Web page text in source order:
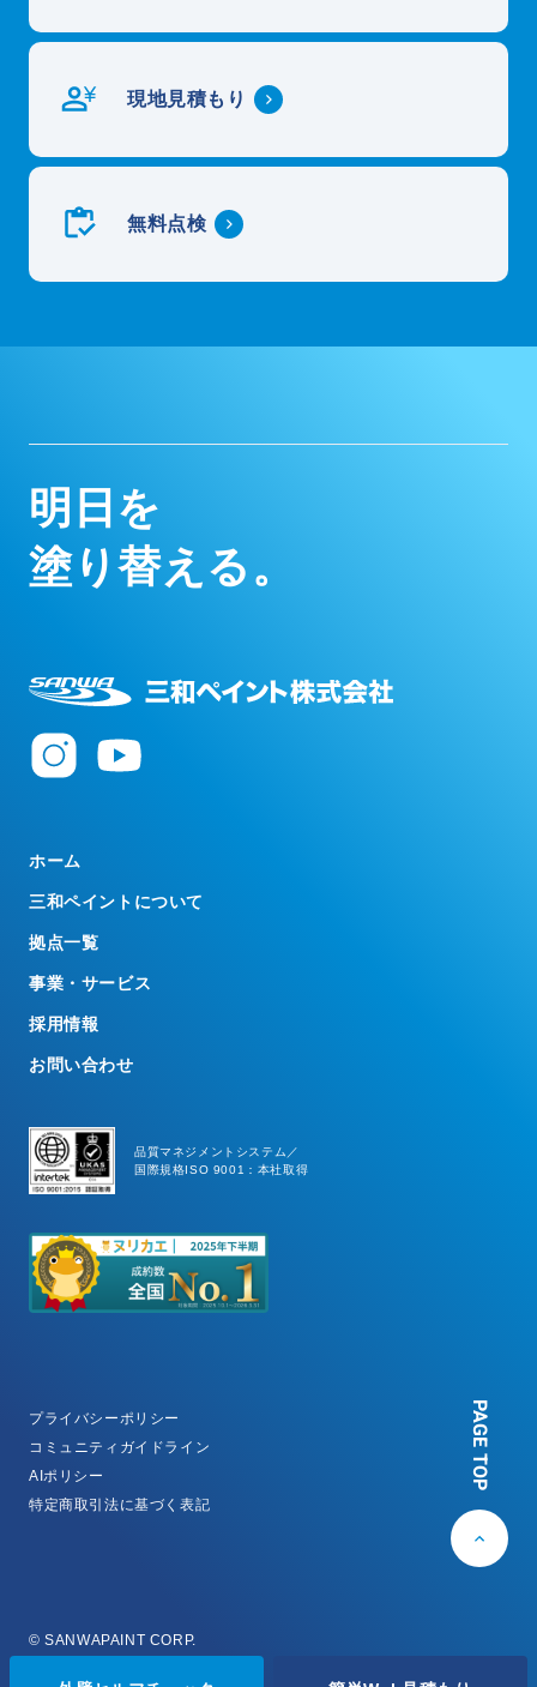
現地見積もり
無料点検
明 日 を
塗り替え る。
ホーム
三和ペイントについて
拠点一覧
事業・サービス
採用情報
お問い合わせ
品質マネジメントシステム／
国際規格ISO 9001：本社取得
プライバシーポリシー
コミュニティガイドライン
AIポリシー
特定商取引法に基づく表記
© SANWAPAINT CORP.
PAGE TOP